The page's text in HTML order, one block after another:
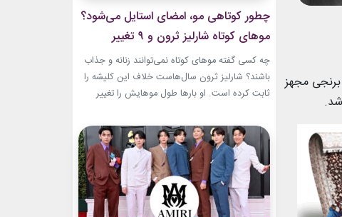
برنجی مجهز
چطور کوتاهی مو، امضای استایل می‌شود؟
موهای کوتاه شارلیز ثرون و ۹ تغییر
جسورانه
چه کسی گفته موهای کوتاه نمی‌توانند زنانه و جذاب
باشند؟ شارلیز ثرون سال‌هاست خلاف این کلیشه را
ثابت کرده است. او بارها طول موهایش را تغییر
است. از مدل‌های بسیار کوتاه تا فرم‌های ساختاریافته،
هر تغییر برای او به یک اتفاق فشن تبدیل شده
است.لینک پیشنهادیخرید...